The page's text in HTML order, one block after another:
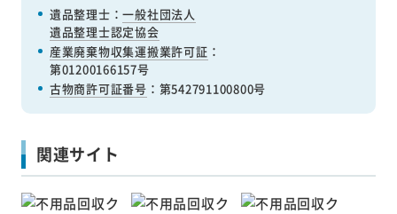
遺品整理士：一般社団法人
遺品整理士認定協会
産業廃棄物収集運搬業許可証 ：
第01200166157号
古物商許可証番号 ：第542791100800号
関連サイト